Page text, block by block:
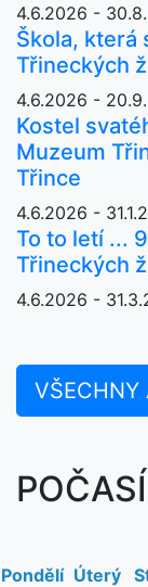
4.6.2026 -
Škola, která
Třineckých
4.6.2026 -
Kostel
Muzeum
Třince
4.6.2026 -
To to letí ...
Třineckých
4.6.2026 -
VŠECHNY
Pondělí Úterý